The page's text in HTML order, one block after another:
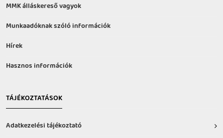
MMK álláskereső vagyok
Munkaadóknak szóló információk
Hírek
Hasznos információk
TÁJÉKOZTATÁSOK
Adatkezelési tájékoztató